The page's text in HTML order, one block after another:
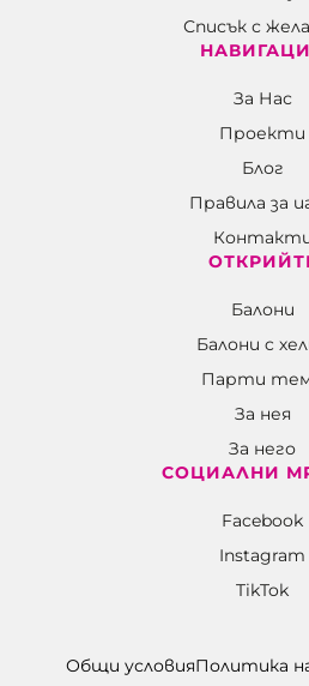
Списък с
За Нас
Проекти
Блог
Правила за
Балони
Балони c
Парти
За нея
За него
СОЦИАЛНИ
Facebook
Instagram
TikTok
Общи условияПолитика